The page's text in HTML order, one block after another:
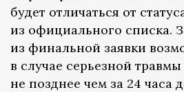
будет отличаться от
из официального списка.
из финальной заявки
в случае серьезной
не позднее чем за 24 часа